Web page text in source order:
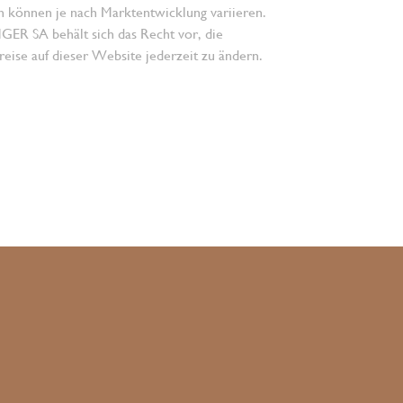
können je nach Marktentwicklung variieren.
SA behält sich das Recht vor, die
auf dieser Website jederzeit zu ändern.